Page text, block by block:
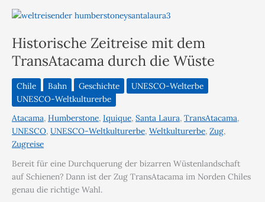
Historische Zeitreise mit dem
TransAtacama durch die Wüste
Chile Bahn Geschichte
UNESCO-Welterbe
UNESCO-Weltkulturerbe
Atacama, Humberstone, Iquique, Santa Laura, TransAtacama,
UNESCO, UNESCO-Weltkulturerbe, Weltkulturerbe, Zug,
Zugreise
Bereit für eine Durchquerung der bizarren Wüstenlandschaft
auf Schienen? Dann ist der Zug TransAtacama im Norden Chiles
genau die richtige Wahl.